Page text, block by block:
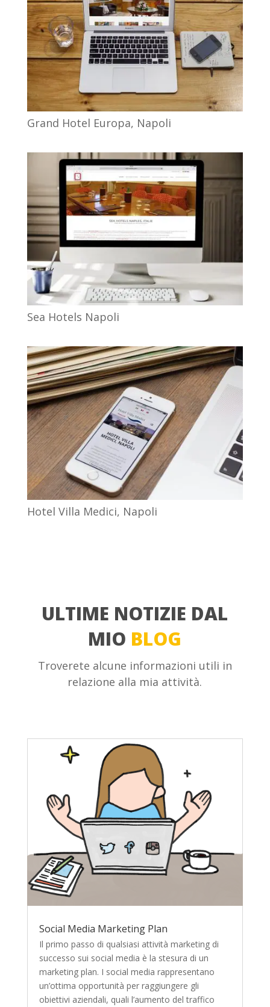
Grand Hotel Europa, Napoli
Sea Hotels Napoli
Hotel Villa Medici, Napoli
ULTIME NOTIZIE DAL
MIO BLOG
Troverete alcune informazioni utili in
relazione alla mia attività.
Social Media Marketing Plan
Il primo passo di qualsiasi attività marketing di
successo sui social media è la stesura di un
marketing plan. I social media rappresentano
un’ottima opportunità per raggiungere gli
obiettivi aziendali, quali l’aumento del traffico